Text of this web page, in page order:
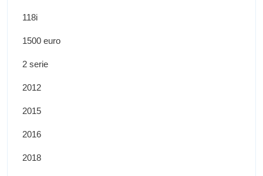
118i
1500 euro
2 serie
2012
2015
2016
2018